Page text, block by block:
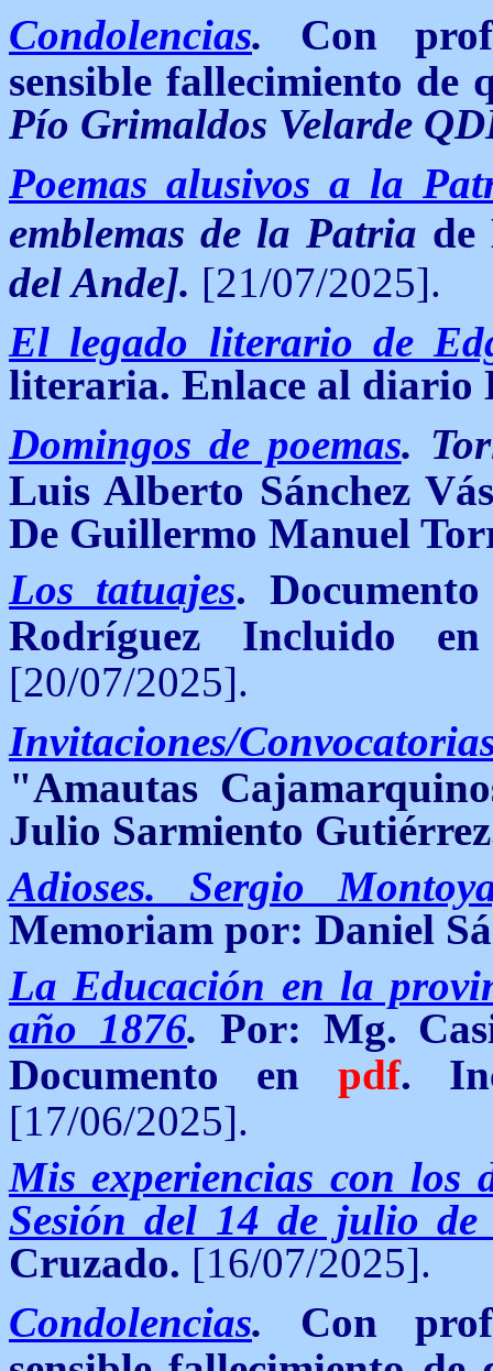
Condolencias. Con
sensible fallecimiento de
Pío Grimaldos Velarde
Poemas alusivos a la
emblemas de la Patria de
del Ande]. [21/07/2025].
El legado literario de
literaria. Enlace al diario
Domingos de poemas.
Luis Alberto Sánchez
De Guillermo Manuel
Los tatuajes.
Rodríguez Incluido
[20/07/2025].
Invitaciones/
"Amautas
Julio Sarmiento
Adioses. Sergio
Memoriam por: Daniel
La Educación en la
año 1876. Por: Mg.
Documento en pdf.
[17/06/2025].
Mis experiencias con los
Sesión del 14 de julio de
Cruzado. [16/07/2025].
Condolencias. Con